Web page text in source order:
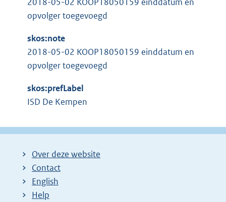
k
i
n
k
opvolger toegevoegd
skos:note
2018-05-02 KOOP18050159 einddatum en
opvolger toegevoegd
skos:prefLabel
ISD De Kempen
Over deze website
Contact
English
Help